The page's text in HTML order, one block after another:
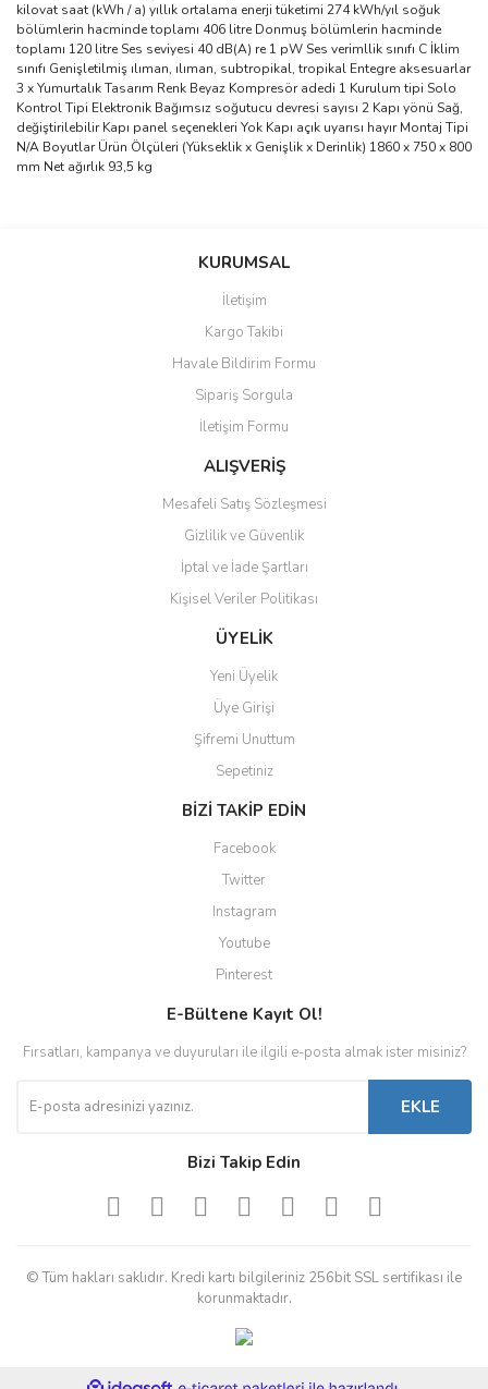
kilovat saat (kWh / a) yıllık ortalama enerji tüketimi 274 kWh/yıl soğuk
bölümlerin hacminde toplamı 406 litre Donmuş bölümlerin hacminde
toplamı 120 litre Ses seviyesi 40 dB(A) re 1 pW Ses verimllik sınıfı C İklim
sınıfı Genişletilmiş ılıman, ılıman, subtropikal, tropikal Entegre aksesuarlar
3 x Yumurtalık Tasarım Renk Beyaz Kompresör adedi 1 Kurulum tipi Solo
Kontrol Tipi Elektronik Bağımsız soğutucu devresi sayısı 2 Kapı yönü Sağ,
değiştirilebilir Kapı panel seçenekleri Yok Kapı açık uyarısı hayır Montaj Tipi
N/A Boyutlar Ürün Ölçüleri (Yükseklik x Genişlik x Derinlik) 1860 x 750 x 800
mm Net ağırlık 93,5 kg
Bu ürüne ilk yorumu siz yapın!
Ürün resmi kalitesiz, bozuk veya görüntülenemiyor.
Ürün açıklamasında eksik bilgiler bulunuyor.
Ürün bilgilerinde hatalar bulunuyor.
Ürün fiyatı diğer sitelerden daha pahalı.
Bu ürüne benzer farklı alternatifler olmalı.
Gönder
KURUMSAL
İletişim
Kargo Takibi
Havale Bildirim Formu
Sipariş Sorgula
İletişim Formu
ALIŞVERİŞ
Mesafeli Satış Sözleşmesi
Gizlilik ve Güvenlik
İptal ve İade Şartları
Kişisel Veriler Politikası
ÜYELİK
Yeni Üyelik
Üye Girişi
Şifremi Unuttum
Sepetiniz
BİZİ TAKİP EDİN
Facebook
Twitter
Instagram
Youtube
Pinterest
E-Bültene Kayıt Ol!
Fırsatları, kampanya ve duyuruları ile ilgili e-posta almak ister misiniz?
EKLE
Bizi Takip Edin
© Tüm hakları saklıdır. Kredi kartı bilgileriniz 256bit SSL sertifikası ile
korunmaktadır.